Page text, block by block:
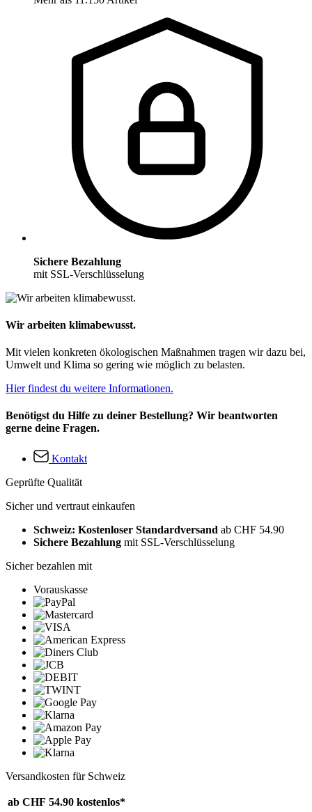
Sichere Bezahlung
mit SSL-Verschlüsselung
Wir arbeiten klimabewusst.
Mit vielen konkreten ökologischen Maßnahmen tragen wir dazu bei,
Umwelt und Klima so gering wie möglich zu belasten.
Hier findest du weitere Informationen.
Benötigst du Hilfe zu deiner Bestellung? Wir beantworten
gerne deine Fragen.
Kontakt
Geprüfte Qualität
Sicher und vertraut einkaufen
Schweiz: Kostenloser Standardversand ab CHF 54.90
Sichere Bezahlung mit SSL-Verschlüsselung
Sicher bezahlen mit
Vorauskasse
Versandkosten für Schweiz
ab CHF 54.90 kostenlos*